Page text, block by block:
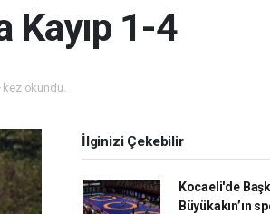
Kayıp 1-4
kez okundu.
İlginizi Çekebilir
Kocaeli'de
Büyükakın’ın